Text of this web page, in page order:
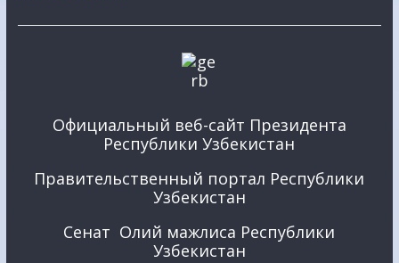
Официальный веб-сайт Президента
Республики Узбекистан
Правительственный портал Республики
Узбекистан
Сенат Олий мажлиса Республики
Узбекистан